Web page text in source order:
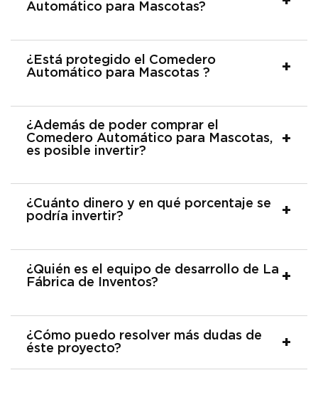
Automático para Mascotas?
¿Está protegido el Comedero
Automático para Mascotas ?
¿Además de poder comprar el
Comedero Automático para Mascotas,
es posible invertir?
¿Cuánto dinero y en qué porcentaje se
podría invertir?
¿Quién es el equipo de desarrollo de La
Fábrica de Inventos?
¿Cómo puedo resolver más dudas de
éste proyecto?